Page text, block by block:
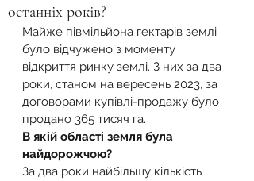
останніх років?
Майже півмільйона гектарів землі
було відчужено з моменту
відкриття ринку землі. З них за два
роки, станом на вересень 2023, за
договорами купівлі-продажу було
продано 365 тисяч га.
В якій області земля була
найдорожчою?
За два роки найбільшу кількість